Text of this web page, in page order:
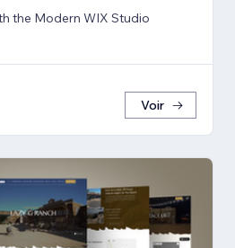
the Modern WIX Studio
Voir